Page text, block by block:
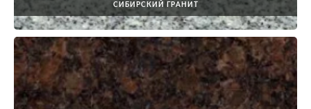
СИБИРСКИЙ ГРАНИТ